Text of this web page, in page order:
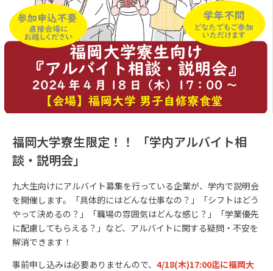
福岡大学寮生限定！！ 「学内アルバイト相
談・説明会」
九大生向けにアルバイト募集を行っている企業が、学内で説明会
を開催します。「具体的にはどんな仕事なの？」「シフトはどう
やって決めるの？」「職場の雰囲気はどんな感じ？」「学業優先
に配慮してもらえる？」など、アルバイトに関する疑問・不安を
解消できます！
事前申し込みは必要ありませんので、 4/18(木)17:00迄に福岡大